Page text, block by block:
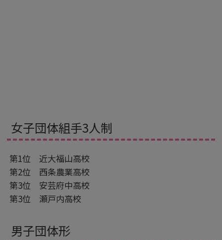
女子団体組手3人制
第1位 近大福山高校
第2位 西条農業高校
第3位 安芸府中高校
第3位 瀬戸内高校
男子団体形